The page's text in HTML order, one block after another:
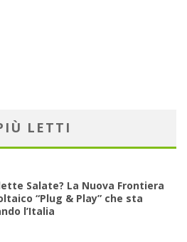
LETTI
Salate? La Nuova Frontiera
“Plug & Play” che sta
l’Italia